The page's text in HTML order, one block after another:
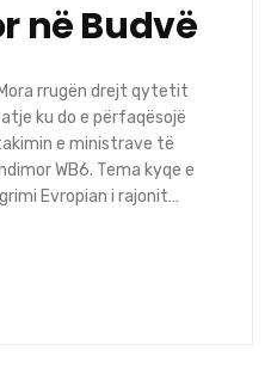
në Budvë
rrugën drejt qytetit
ku do e përfaqësojë
e ministrave të
WB6. Tema kyqe e
Evropian i rajonit…